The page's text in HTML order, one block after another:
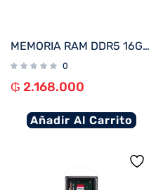
MEMORIA RAM DDR5 16GB 5200 KINGSTON FURY BEAST BK KF552C40BB-16
0
₲ 2.168.000
Añadir Al Carrito